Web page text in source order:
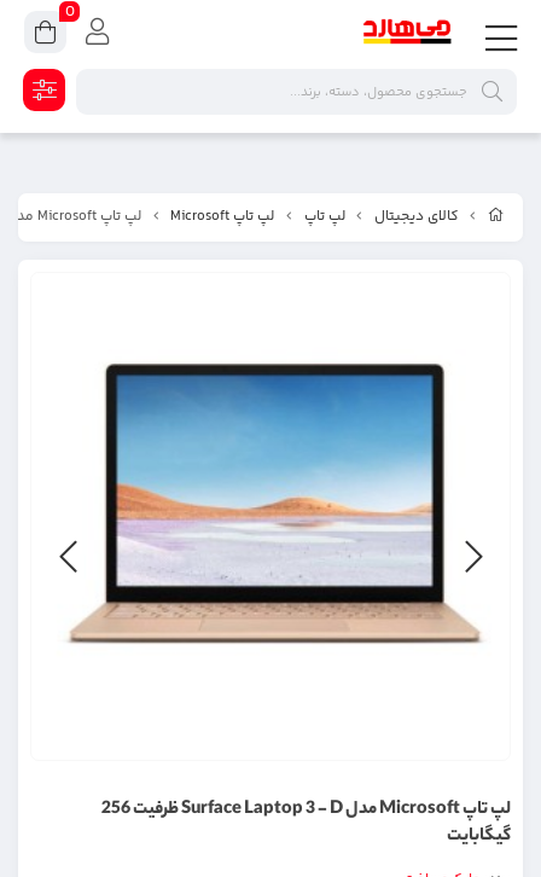
کالای دیجیتال لپ تاپ لپ تاپ Microsoft لپ تاپ Microsoft مدل Surface Laptop 3 - D ظرفیت 256 گیگابایت
لپ تاپ Microsoft مدل Surface Laptop 3 - D ظرفیت 256
گیگابایت
0